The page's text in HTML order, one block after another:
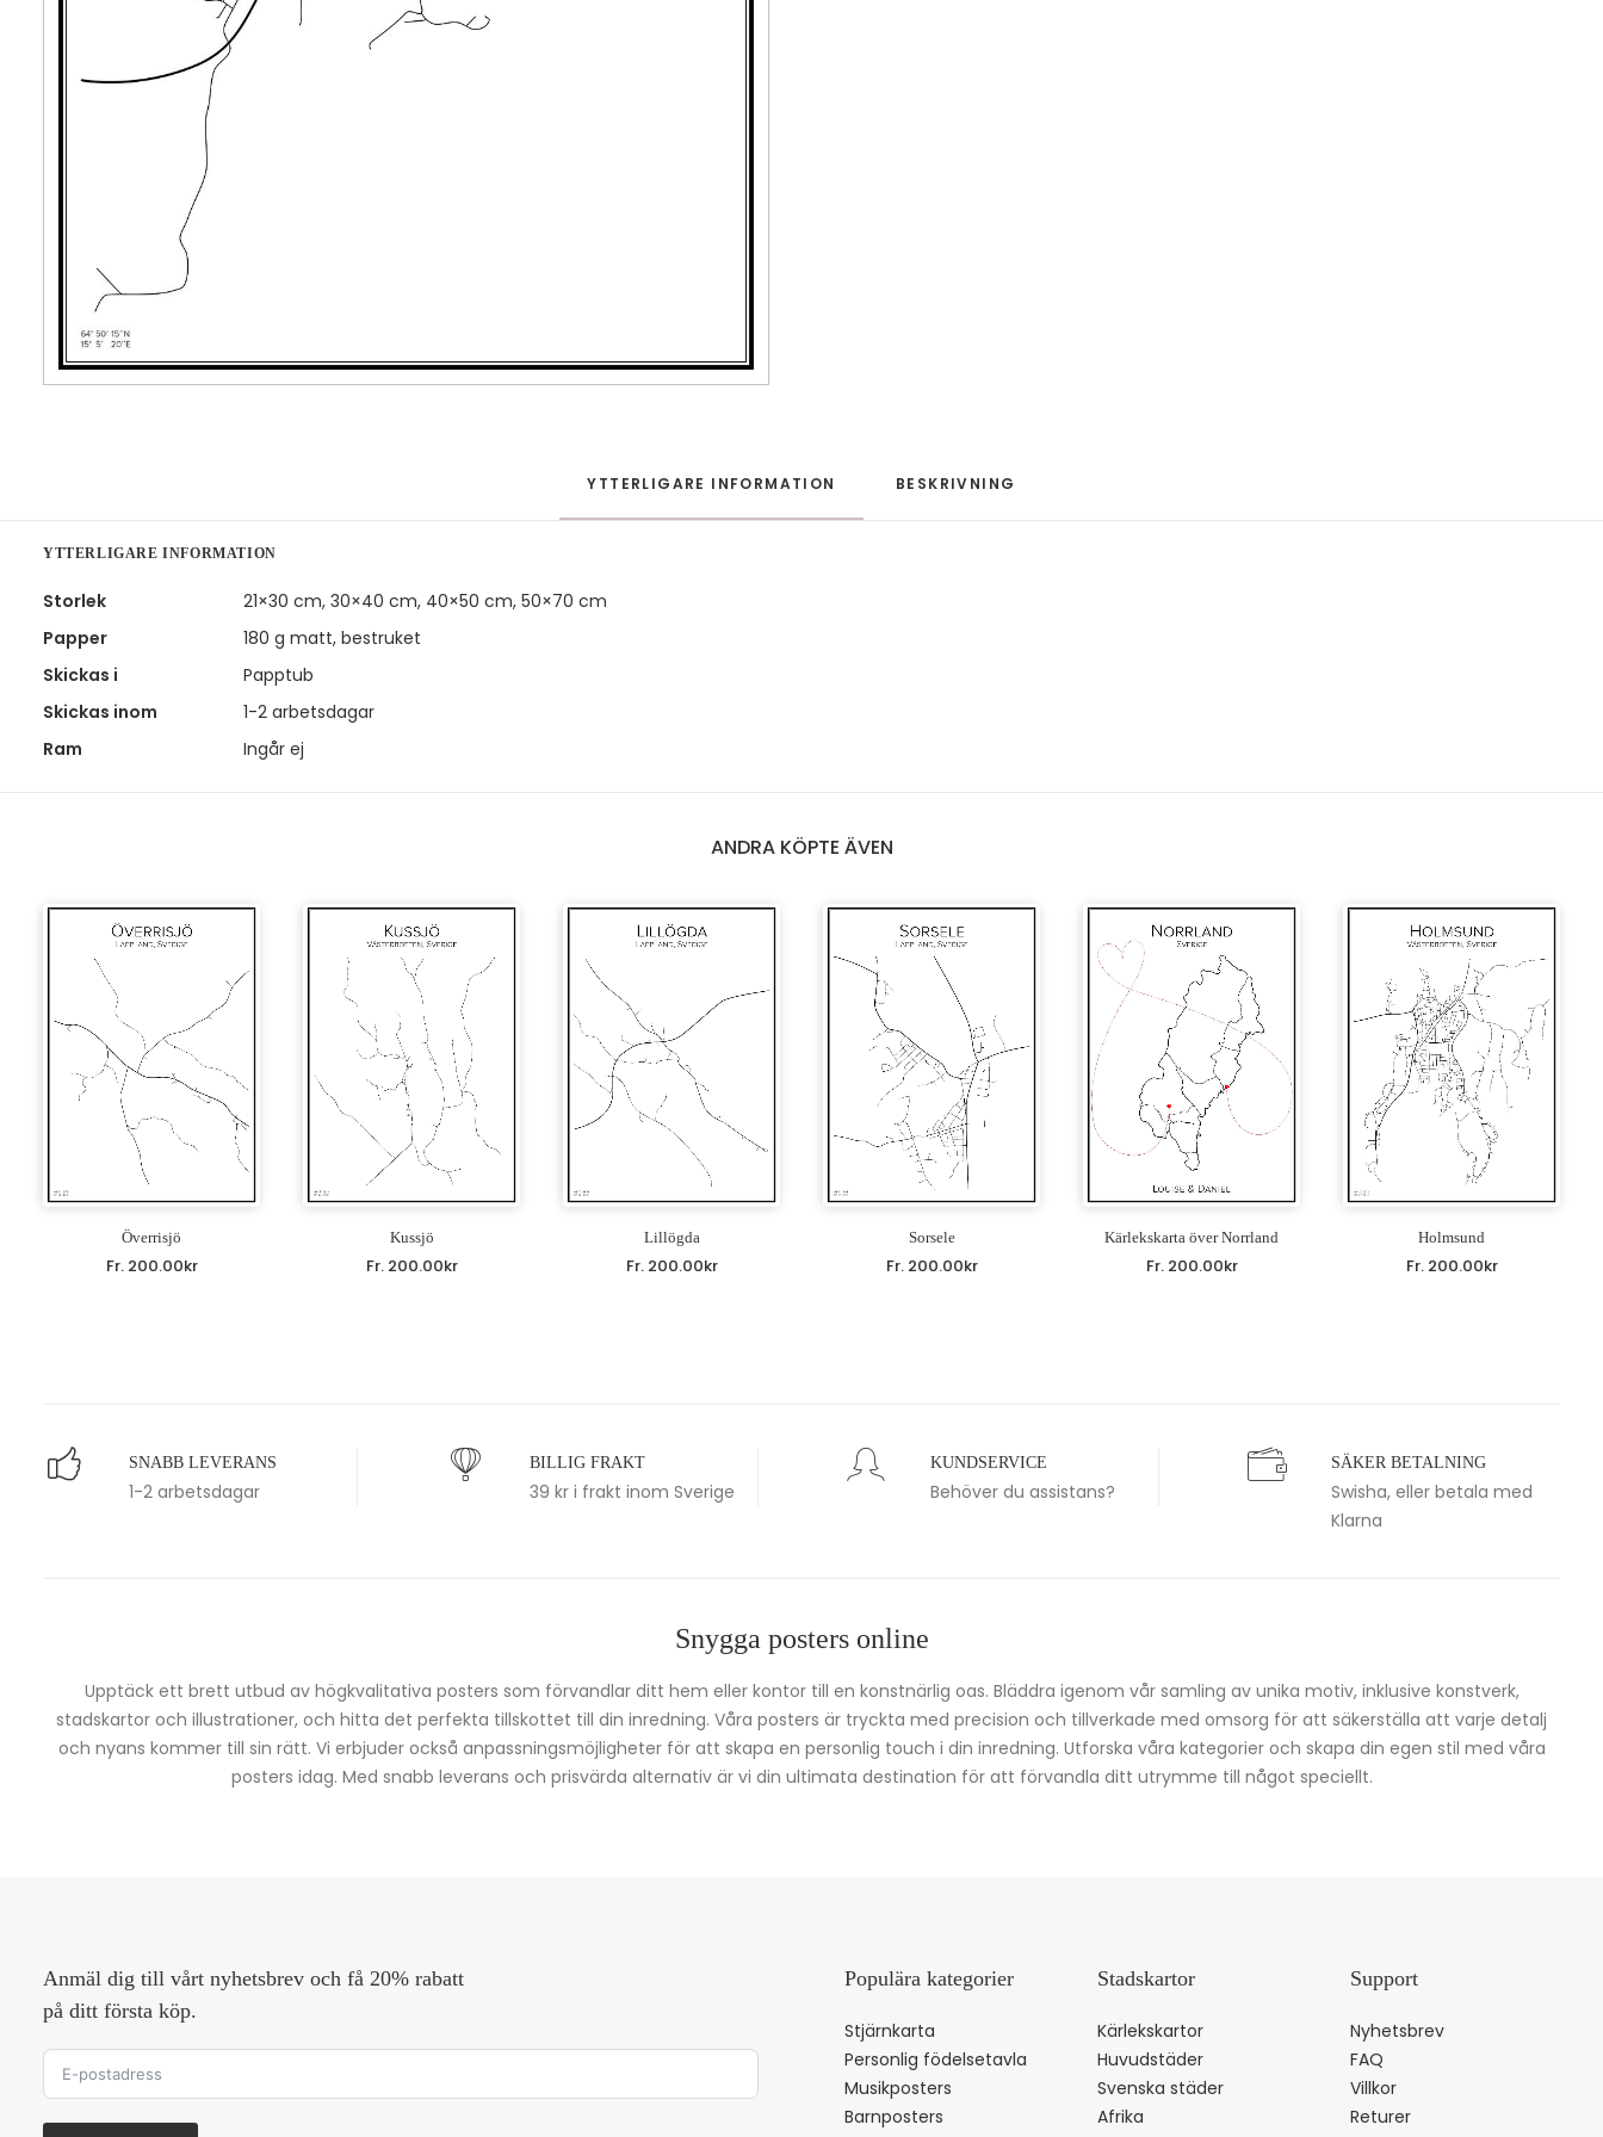
YTTERLIGARE INFORMATION BESKRIVNING
YTTERLIGARE INFORMATION
Storlek
21×30 cm, 30×40 cm, 40×50 cm, 50×70 cm
Papper
180 g matt, bestruket
Skickas i
Papptub
Skickas inom
1-2 arbetsdagar
Ram
Ingår ej
ANDRA KÖPTE ÄVEN
Överrisjö
Fr. 200.00kr
Kussjö
Fr. 200.00kr
Lillögda
Fr. 200.00kr
Sorsele
Fr. 200.00kr
Kärlekskarta över Norrland
Fr. 200.00kr
Holmsund
Fr. 200.00kr
SNABB LEVERANS
1-2 arbetsdagar
BILLIG FRAKT
39 kr i frakt inom Sverige
KUNDSERVICE
Behöver du assistans?
SÄKER BETALNING
Swisha, eller betala med
Klarna
Snygga posters online
Upptäck ett brett utbud av högkvalitativa posters som förvandlar ditt hem eller kontor till en konstnärlig oas. Bläddra igenom vår samling av unika motiv, inklusive konstverk,
stadskartor och illustrationer, och hitta det perfekta tillskottet till din inredning. Våra posters är tryckta med precision och tillverkade med omsorg för att säkerställa att varje detalj
och nyans kommer till sin rätt. Vi erbjuder också anpassningsmöjligheter för att skapa en personlig touch i din inredning. Utforska våra kategorier och skapa din egen stil med våra
posters idag. Med snabb leverans och prisvärda alternativ är vi din ultimata destination för att förvandla ditt utrymme till något speciellt.
Anmäl dig till vårt nyhetsbrev och få 20% rabatt
på ditt första köp.
Populära kategorier
Stjärnkarta
Personlig födelsetavla
Musikposters
Barnposters
Stadskartor
Kärlekskartor
Huvudstäder
Svenska städer
Afrika
Support
Nyhetsbrev
FAQ
Villkor
Returer